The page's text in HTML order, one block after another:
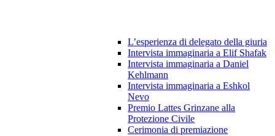
L’esperienza di delegato della giuria
Intervista immaginaria a Elif Shafak
Intervista immaginaria a Daniel
Kehlmann
Intervista immaginaria a Eshkol
Nevo
Premio Lattes Grinzane alla
Protezione Civile
Cerimonia di premiazione